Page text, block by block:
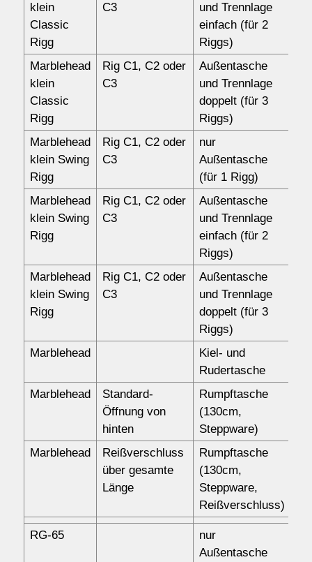
klein
Classic
Rigg
C3
und Trennlage
einfach (für 2
Riggs)
Marblehead
klein
Classic
Rigg
Rig C1, C2 oder
C3
Außentasche
und Trennlage
doppelt (für 3
Riggs)
Marblehead
klein Swing
Rigg
Rig C1, C2 oder
C3
nur
Außentasche
(für 1 Rigg)
Marblehead
klein Swing
Rigg
Rig C1, C2 oder
C3
Außentasche
und Trennlage
einfach (für 2
Riggs)
Marblehead
klein Swing
Rigg
Rig C1, C2 oder
C3
Außentasche
und Trennlage
doppelt (für 3
Riggs)
Marblehead
Kiel- und
Rudertasche
Marblehead
Standard-
Öffnung von
hinten
Rumpftasche
(130cm,
Steppware)
Marblehead
Reißverschluss
über gesamte
Länge
Rumpftasche
(130cm,
Steppware,
Reißverschluss)
RG-65
nur
Außentasche